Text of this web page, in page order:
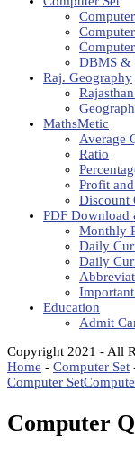
DBMS &
Raj. Geography
MathsMetic
Average
Ratio
Profit
Discount
PDF Download
Monthly
Daily
Daily
Education
Admit
Copyright 2021 - All
Home - Computer Set
Computer Set
Computer